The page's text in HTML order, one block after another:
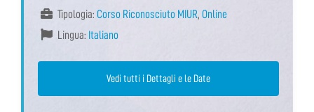
Tipologia: Corso Riconosciuto MIUR, Online
Lingua: Italiano
Vedi tutti i Dettagli e le Date